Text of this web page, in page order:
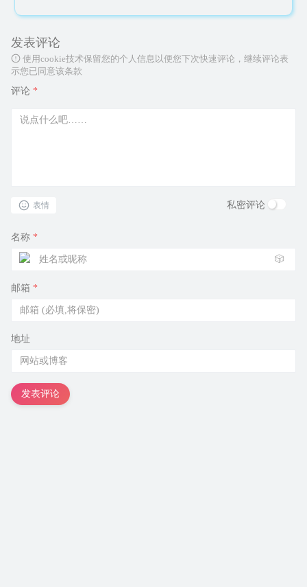
发表评论
使用cookie技术保留您的个人信息以便您下次快速评论，继续评论表
示您已同意该条款
评论 *
表情 私密评论
名称 *
🎲
邮箱 *
地址
发表评论